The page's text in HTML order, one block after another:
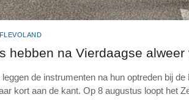
hebben na Vierdaagse
de instrumenten na hun optreden bij de
kort aan de kant. Op 8 augustus loopt het